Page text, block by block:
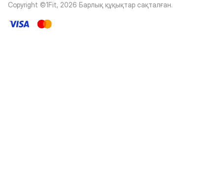
Copyright ©1Fit, 2026 Барлық құқықтар сақталған.